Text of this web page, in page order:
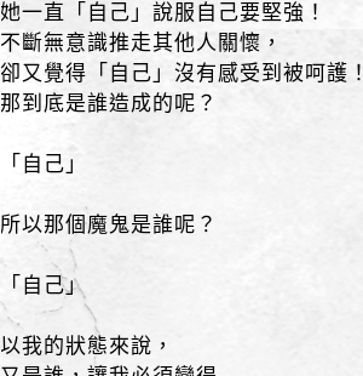
她一直「自己」說服自己要堅強！
不斷無意識推走其他人關懷，
卻又覺得「自己」沒有感受到被呵護
那到底是誰造成的呢？
「自己」
所以那個魔鬼是誰呢？
「自己」
以我的狀態來說，